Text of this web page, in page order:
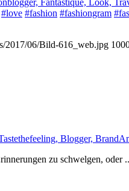
#love #fashion #fashiongram
2017/06/Bild-616_web.jpg
zu schwelgen, oder ..